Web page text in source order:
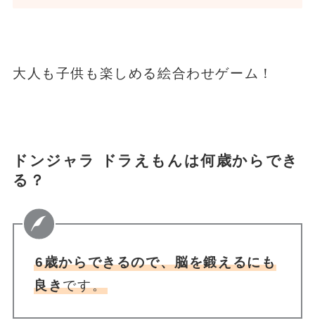
大人も子供も楽しめる絵合わせゲーム ！
ドンジャラ ドラえもんは何歳からでき
る？
6歳からできるので、脳を鍛えるにも
良きです。